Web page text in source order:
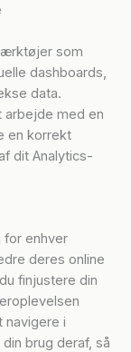
som
dashboards,
data.
arbejde med en
en korrekt
dit Analytics-
for enhver
deres online
finjustere din
navigere i
brug deraf, så